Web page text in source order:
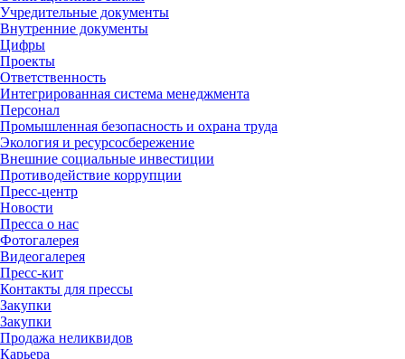
Учредительные документы
Внутренние документы
Цифры
Проекты
Ответственность
Интегрированная система менеджмента
Персонал
Промышленная безопасность и охрана труда
Экология и ресурсосбережение
Внешние социальные инвестиции
Противодействие коррупции
Пресс-центр
Новости
Пресса о нас
Фотогалерея
Видеогалерея
Пресс-кит
Контакты для прессы
Закупки
Закупки
Продажа неликвидов
Карьера